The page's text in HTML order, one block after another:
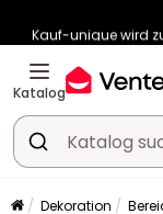
-10% ab 450€
Katalog
Dekoration